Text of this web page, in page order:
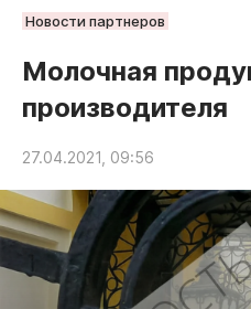
РУБРИКИ
Новости компаний
Статьи
Народные новости
Авто и транспорт
Благоустройство
Криминал
Культура
Новости партнеров
Молочная
производителя
27.04.2021, 09:56